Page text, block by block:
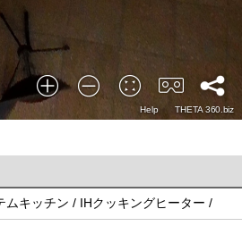
ムキッチン / IHクッキングヒーター /